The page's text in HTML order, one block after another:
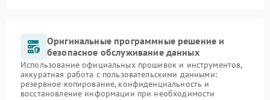
Оригинальные программные решение и
безопасное обслуживание данных
Использование официальных прошивок и инструментов,
аккуратная работа с пользовательскими данными:
резервное копирование, конфиденциальность и
восстановление информации при необходимости